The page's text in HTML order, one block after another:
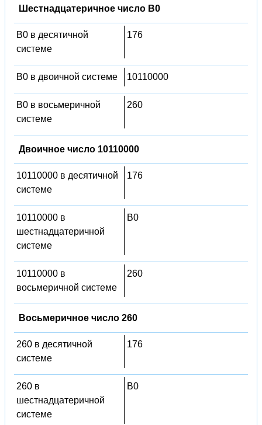
Шестнадцатеричное число B0
B0 в десятичной
системе
176
B0 в двоичной системе 10110000
B0 в восьмеричной
системе
260
Двоичное число 10110000
10110000 в десятичной
системе
176
10110000 в
шестнадцатеричной
системе
B0
10110000 в
восьмеричной системе
260
Восьмеричное число 260
260 в десятичной
системе
176
260 в
шестнадцатеричной
системе
B0